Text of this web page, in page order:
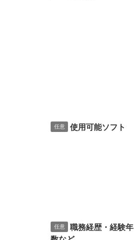
任意 使用可能ソフト
任意
職務経歴・経験年